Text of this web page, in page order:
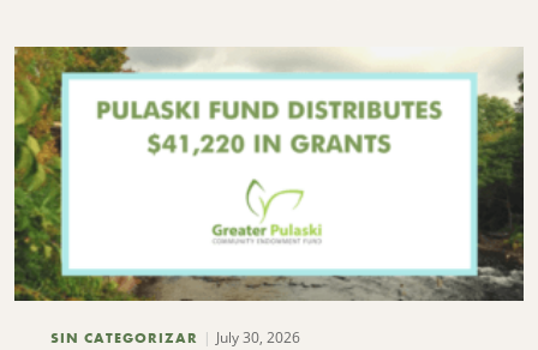
SIN CATEGORIZAR July 30, 2026